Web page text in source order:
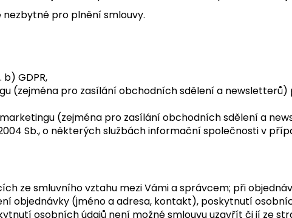
pro plnění smlouvy.
GDPR,
(zejména pro zasílání obchodních sdělení a newsletterů)
(zejména pro zasílání obchodních sdělení a
Sb., o některých službách informační společnosti v
ze smluvního vztahu mezi Vámi a správcem; při
objednávky (jméno a adresa, kontakt), poskytnutí
osobních údajů není možné smlouvu uzavřít či jí ze